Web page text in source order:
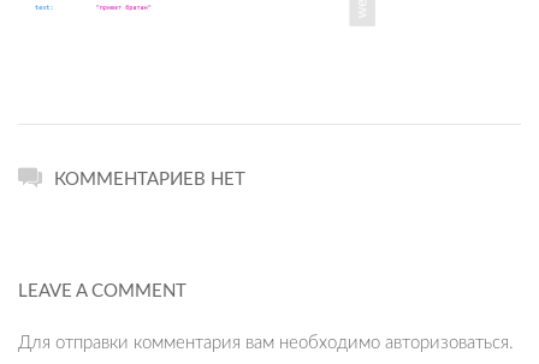
КОММЕНТАРИЕВ НЕТ
LEAVE A COMMENT
Для отправки комментария вам необходимо авторизоваться.